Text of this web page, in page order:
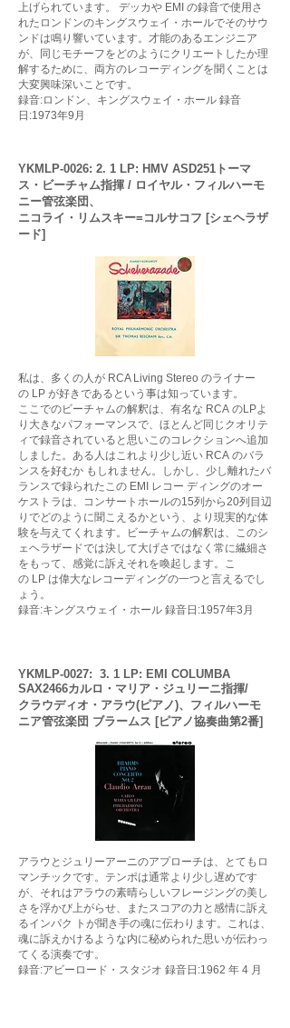
上げられています。 デッカや EMI の録音で使用さ
れたロンドンのキングスウェイ・ホールでそのサウ
ンドは鳴り響いています。才能のあるエンジニア
が、同じモチーフをどのようにクリエートしたか理
解するために、両方のレコーディングを聞くことは
大変興味深いことです。
録音:ロンドン、キングスウェイ・ホール 録音
日:1973年9月
YKMLP-0026: 2. 1 LP: HMV ASD251トーマ
ス・ビーチャム指揮 / ロイヤル・フィルハーモ
ニー管弦楽団、
ニコライ・リムスキー=コルサコフ [シェヘラザ
ード]
私は、多くの人が RCA Living Stereo のライナー
の LP が好きであるという事は知っています。
ここでのビーチャムの解釈は、有名な RCA のLPよ
り大きなパフォーマンスで、ほとんど同じクオリテ
ィで録音されていると思いこのコレクションへ追加
しました。ある人はこれより少し近い RCA のバラ
ンスを好むか もしれません。しかし、少し離れたバ
ランスで録られたこの EMI レコー ディングのオー
ケストラは、コンサートホールの15列から20列目辺
りでどのように聞こえるかという、より現実的な体
験を与えてくれます。ビーチャムの解釈は、このシ
ェヘラザードでは決して大げさではなく常に繊細さ
をもって、感覚に訴えそれを喚起します。こ
の LP は偉大なレコーディングの一つと言えるでし
ょう。
録音:キングスウェイ・ホール 録音日:1957年3月
YKMLP-0027: 3. 1 LP: EMI COLUMBA
SAX2466カルロ・マリア・ジュリーニ指揮/
クラウディオ・アラウ(ピアノ)、フィルハーモ
ニア管弦楽団 ブラームス [ピアノ協奏曲第2番]
アラウとジュリーアーニのアプローチは、とてもロ
マンチックです。テンポは通常より少し遅めです
が、それはアラウの素晴らしいフレージングの美し
さを浮かび上がらせ、またスコアの力と感情に訴え
るインパク トが聞き手の魂に伝わります。これは、
魂に訴えかけるような内に秘められた思いが伝わっ
てくる演奏です。
録音:アビーロード・スタジオ 録音日:1962 年 4 月